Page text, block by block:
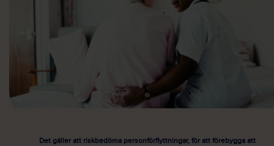
Det gäller att riskbedöma personförflyttningar, för att förebygga att